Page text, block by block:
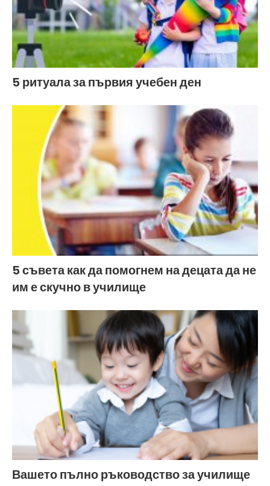
5 ритуала за първия учебен ден
5 съвета как да помогнем на децата да не
им е скучно в училище
Вашето пълно ръководство за училище